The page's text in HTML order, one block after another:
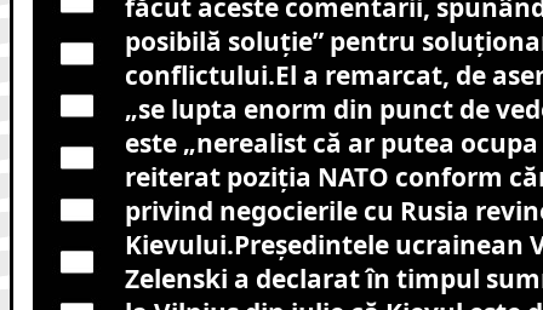
făcut aceste comentarii,
posibilă soluție” pentru
conflictului.El a remarcat, de
„se lupta enorm din punct de
este „nerealist că ar putea
reiterat poziția NATO conform
privind negocierile cu Rusia
Kievului.Președintele ucrainean
Zelenski a declarat în timpul